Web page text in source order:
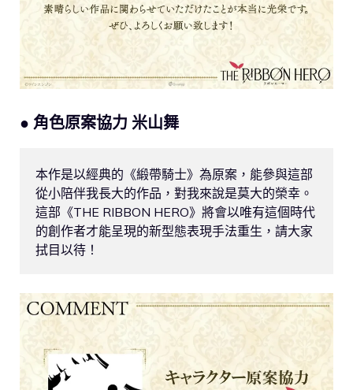
● 角色原案協力 米山舞
本作是以經典的《緞帶騎士》為原案，能參與這部
從小陪伴我長大的作品，對我來說是莫大的榮幸。
這部《THE RIBBON HERO》將會以唯有這個時代
的創作者才能呈現的新型態表現手法重生，請大家
拭目以待！